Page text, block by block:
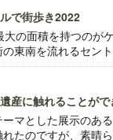
で街歩き2022
大の面積を持つのが
東南を流れるセン
産に触れることが
マとした展示のあ
たのですが、素晴